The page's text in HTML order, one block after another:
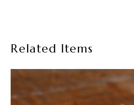
Related Items